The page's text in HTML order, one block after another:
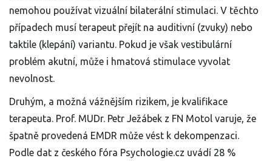
nemohou používat vizuální bilaterální stimulaci. V těchto
případech musí terapeut přejít na auditivní (zvuky) nebo
taktile (klepání) variantu. Pokud je však vestibulární
problém akutní, může i hmatová stimulace vyvolat
nevolnost.
Druhým, a možná vážnějším rizikem, je kvalifikace
terapeuta. Prof. MUDr. Petr Ježábek z FN Motol varuje, že
špatně provedená EMDR může vést k dekompenzaci.
Podle dat z českého fóra Psychologie.cz uvádí 28 %